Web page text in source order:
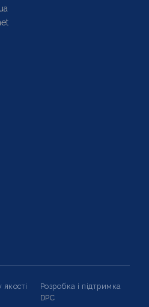
Розробка і підтримка
DPC